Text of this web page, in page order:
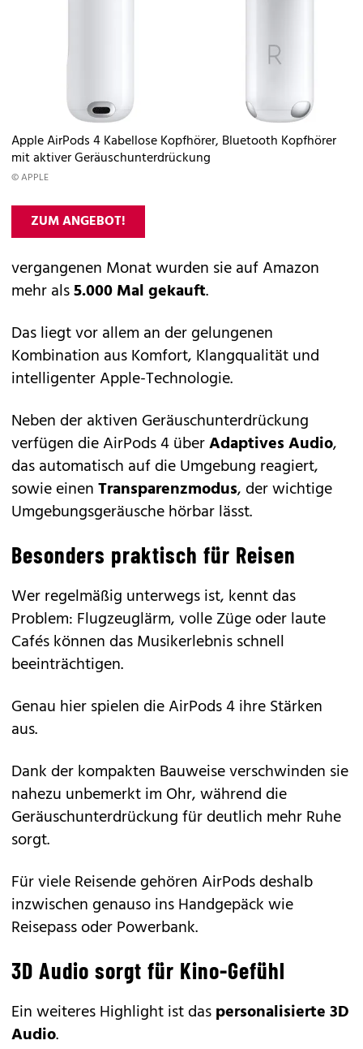
Apple AirPods 4 Kabellose Kopfhörer, Bluetooth Kopfhörer
mit aktiver Geräuschunterdrückung
© APPLE
ZUM ANGEBOT!
vergangenen Monat wurden sie auf Amazon
mehr als5.000 Mal gekauft.
Das liegt vor allem an der gelungenen
Kombination aus Komfort, Klangqualität und
intelligenter Apple-Technologie.
Neben der aktiven Geräuschunterdrückung
verfügen die AirPods 4 überAdaptives Audio,
das automatisch auf die Umgebung reagiert,
sowie einenTransparenzmodus, der wichtige
Umgebungsgeräusche hörbar lässt.
Besonders praktisch für Reisen
Wer regelmäßig unterwegs ist, kennt das
Problem: Flugzeuglärm, volle Züge oder laute
Cafés können das Musikerlebnis schnell
beeinträchtigen.
Genau hier spielen die AirPods 4 ihre Stärken
aus.
Dank der kompakten Bauweise verschwinden sie
nahezu unbemerkt im Ohr, während die
Geräuschunterdrückung für deutlich mehr Ruhe
sorgt.
Für viele Reisende gehören AirPods deshalb
inzwischen genauso ins Handgepäck wie
Reisepass oder Powerbank.
3D Audio sorgt für Kino-Gefühl
Ein weiteres Highlight ist daspersonalisierte 3D
Audio.